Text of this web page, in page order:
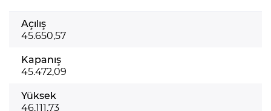
Açılış
45.650,57
Kapanış
45.472,09
Yüksek
46.111,73